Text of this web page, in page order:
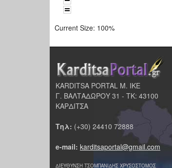
Current Size: 100%
KARDITSA PORTAL Μ. ΙΚΕ
Γ. ΒΑΛΤΑΔΩΡΟΥ 31 - ΤΚ: 43100
ΚΑΡΔΙΤΣΑ
Τηλ: (+30) 24410 72888
e-mail: karditsaportal@gmail.com
ΔΙΕΥΘΥΝΣΗ ΤΣΟΜΠΑΝΙΔΗΣ ΧΡΥΣΟΣΤΟΜΟΣ